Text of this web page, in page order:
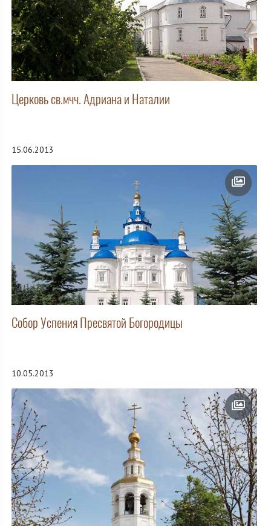
Церковь св.мчч. Адриана и Наталии
15.06.2013
Собор Успения Пресвятой Богородицы
10.05.2013